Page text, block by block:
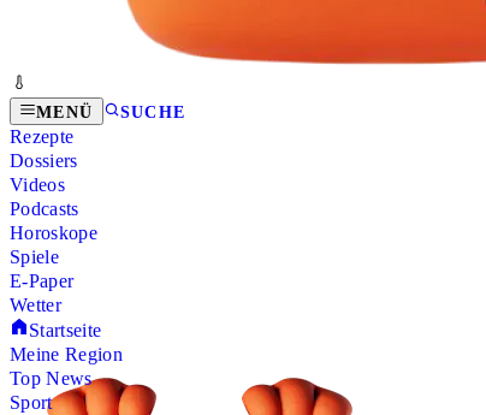
MENÜ SUCHE
Rezepte
Dossiers
Videos
Podcasts
Horoskope
Spiele
E-Paper
Wetter
Startseite
Meine Region
Top News
Sport